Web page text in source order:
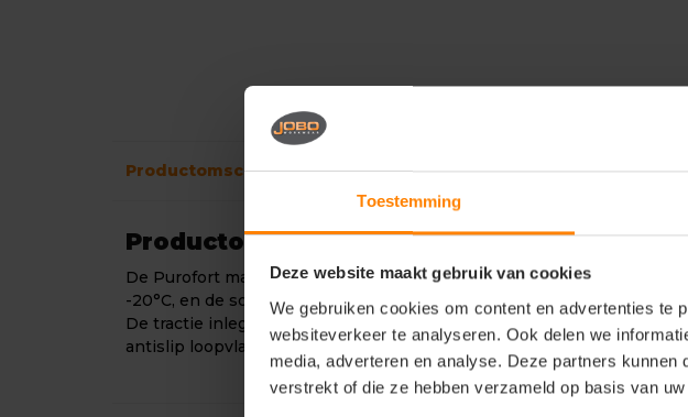
Toestemming
Deze website maakt gebruik van cookies
We gebruiken cookies om content en advertenties te
websiteverkeer te analyseren. Ook delen we
media, adverteren en analyse. Deze partners
verstrekt of die ze hebben verzameld op basis van
Productomschrijving Verzendinformatie Accessoires
Productomschrijving
De Purofort materiaaltechnologie biedt isolatie tot een temperatuur
-20°C, en de schokdempende zool biedt comfort voor dagelijks
De tractie inlegzool biedt een verbeterde grip. Eenvoudig te reinigen,
antislip loopvlak voor praktisch gebruik. 1908